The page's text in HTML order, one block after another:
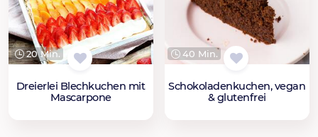
20 Min.
Dreierlei Blechkuchen mit
Mascarpone
40 Min.
Schokoladenkuchen, vegan
& glutenfrei